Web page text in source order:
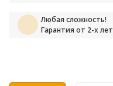
Любая сложность!
Гарантия от 2-х лет